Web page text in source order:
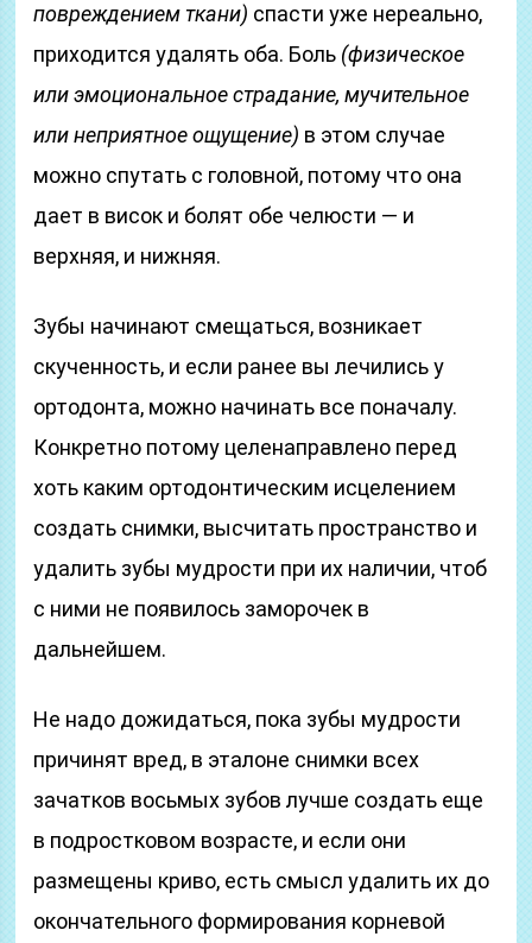
повреждением ткани) спасти уже нереально,
приходится удалять оба. Боль (физическое
или эмоциональное страдание, мучительное
или неприятное ощущение) в этом случае
можно спутать с головной, потому что она
дает в висок и болят обе челюсти — и
верхняя, и нижняя.
Зубы начинают смещаться, возникает
скученность, и если ранее вы лечились у
ортодонта, можно начинать все поначалу.
Конкретно потому целенаправлено перед
хоть каким ортодонтическим исцелением
создать снимки, высчитать пространство и
удалить зубы мудрости при их наличии, чтоб
с ними не появилось заморочек в
дальнейшем.
Не надо дожидаться, пока зубы мудрости
причинят вред, в эталоне снимки всех
зачатков восьмых зубов лучше создать еще
в подростковом возрасте, и если они
размещены криво, есть смысл удалить их до
окончательного формирования корневой